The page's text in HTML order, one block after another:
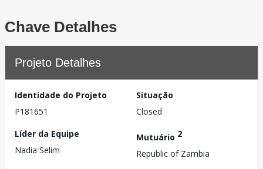
Chave Detalhes
Projeto Detalhes
Identidade do Projeto
P181651
Situação
Closed
Líder da Equipe
Nadia Selim
Mutuário 2
Republic of Zambia